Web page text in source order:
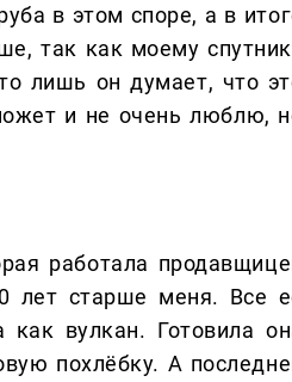
в этом споре, а в
так как моему
лишь он думает, что
и не очень люблю,
работала
лет старше меня. Все
вулкан. Готовила
похлёбку. А